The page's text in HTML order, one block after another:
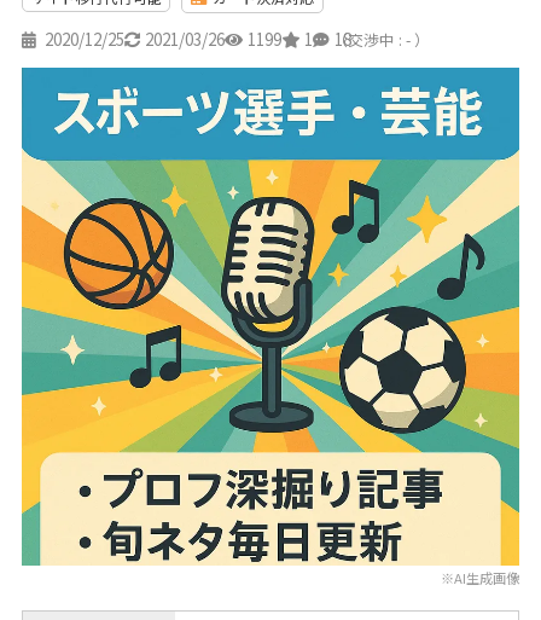
2020/12/25 2021/03/26 1199 1 18
（交渉中 : - ）
※AI生成画像